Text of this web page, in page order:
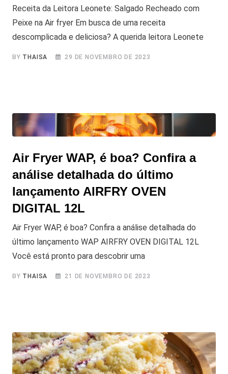
Receita da Leitora Leonete: Salgado Recheado com
Peixe na Air fryer Em busca de uma receita
descomplicada e deliciosa? A querida leitora Leonete
BY THAISA 29 DE NOVEMBRO DE 2023
Air Fryer WAP, é boa? Confira a
análise detalhada do último
lançamento AIRFRY OVEN
DIGITAL 12L
Air Fryer WAP, é boa? Confira a análise detalhada do
último lançamento WAP AIRFRY OVEN DIGITAL 12L
Você está pronto para descobrir uma
BY THAISA 21 DE NOVEMBRO DE 2023